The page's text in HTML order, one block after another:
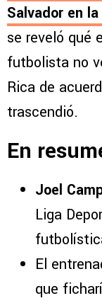
Salvador en
se reveló qué
futbolista no
Rica de
trascendió.
En
Joel
Liga
El
que